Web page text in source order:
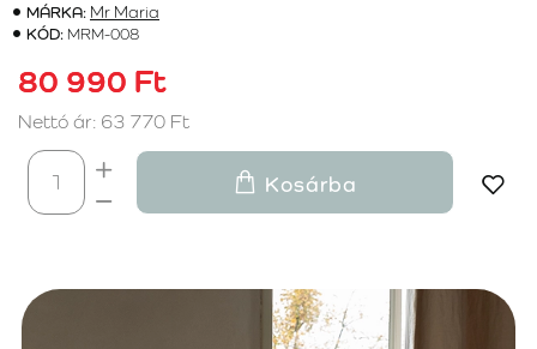
MÁRKA: Mr Maria
KÓD: MRM-008
80 990 Ft
Nettó ár: 63 770 Ft
Kosárba